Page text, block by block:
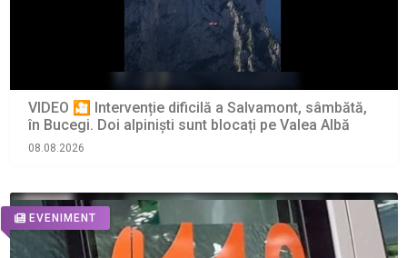
VIDEO 🎦 Intervenție dificilă a Salvamont, sâmbătă,
în Bucegi. Doi alpiniști sunt blocați pe Valea Albă
08.08.2026
EVENIMENT